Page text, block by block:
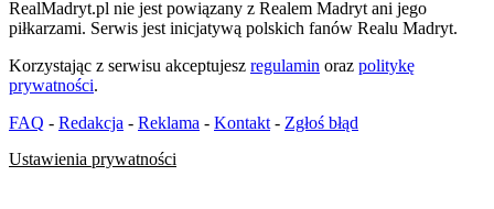
RealMadryt.pl nie jest powiązany z Realem Madryt ani jego
piłkarzami. Serwis jest inicjatywą polskich fanów Realu Madryt.
Korzystając z serwisu akceptujesz regulamin oraz politykę
prywatności.
FAQ - Redakcja - Reklama - Kontakt - Zgłoś błąd
Ustawienia prywatności